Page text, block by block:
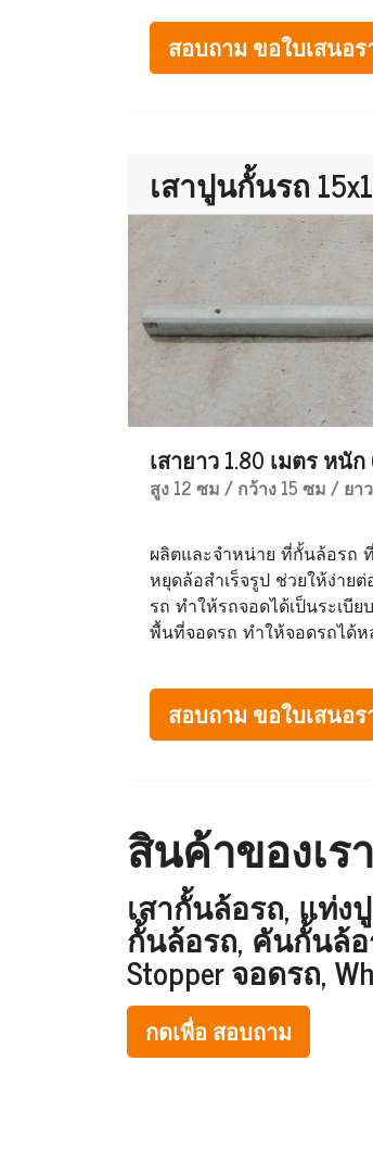
สอบถาม ขอใบเสนอ
เสาปูนกั้นรถ
เสายาว 1.80 เมตร หนั
สูง 12 ซม / กว้าง 15 ซม / ยา
ผลิตและจำหน่าย ที่กั้นล้อรถ
หยุดล้อสำเร็จรูป ช่วยให้ง่ายต่
รถ ทำให้รถจอดได้เป็นระเบี
พื้นที่จอดรถ ทำให้จอดรถได้
สอบถาม ขอใบเสนอ
สินค้าของเรา
เสากั้นล้อรถ, แท่
กั้นล้อรถ, คันกั้นล้
Stopper จอดรถ,
กดเพื่อ สอบถาม